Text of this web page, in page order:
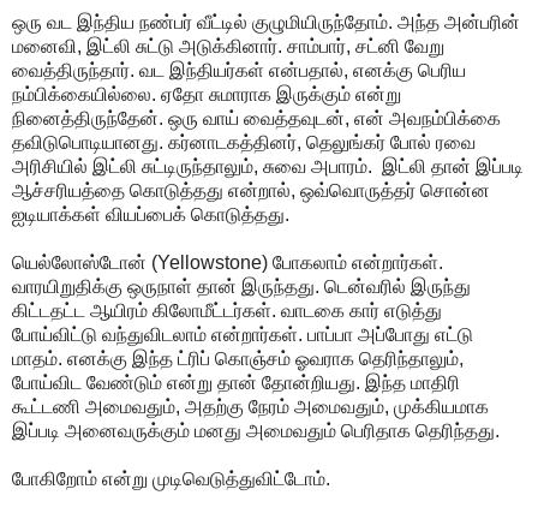
ஒரு வட இந்திய நண்பர் வீட்டில் குழுமியிருந்தோம். அந்த அன்பரின்
மனைவி, இட்லி சுட்டு அடுக்கினார். சாம்பார், சட்னி வேறு
வைத்திருந்தார். வட இந்தியர்கள் என்பதால், எனக்கு பெரிய
நம்பிக்கையில்லை. ஏதோ சுமாராக இருக்கும் என்று
நினைத்திருந்தேன். ஒரு வாய் வைத்தவுடன், என் அவநம்பிக்கை
தவிடுபொடியானது. கர்னாடகத்தினர், தெலுங்கர் போல் ரவை
அரிசியில் இட்லி சுட்டிருந்தாலும், சுவை அபாரம். இட்லி தான் இப்படி
ஆச்சரியத்தை கொடுத்தது என்றால், ஒவ்வொருத்தர் சொன்ன
ஐடியாக்கள் வியப்பைக் கொடுத்தது.
யெல்லோஸ்டோன் (Yellowstone) போகலாம் என்றார்கள்.
வாரயிறுதிக்கு ஒருநாள் தான் இருந்தது. டென்வரில் இருந்து
கிட்டதட்ட ஆயிரம் கிலோமீட்டர்கள். வாடகை கார் எடுத்து
போய்விட்டு வந்துவிடலாம் என்றார்கள். பாப்பா அப்போது எட்டு
மாதம். எனக்கு இந்த ட்ரிப் கொஞ்சம் ஓவராக தெரிந்தாலும்,
போய்விட வேண்டும் என்று தான் தோன்றியது. இந்த மாதிரி
கூட்டணி அமைவதும், அதற்கு நேரம் அமைவதும், முக்கியமாக
இப்படி அனைவருக்கும் மனது அமைவதும் பெரிதாக தெரிந்தது.
போகிறோம் என்று முடிவெடுத்துவிட்டோம்.